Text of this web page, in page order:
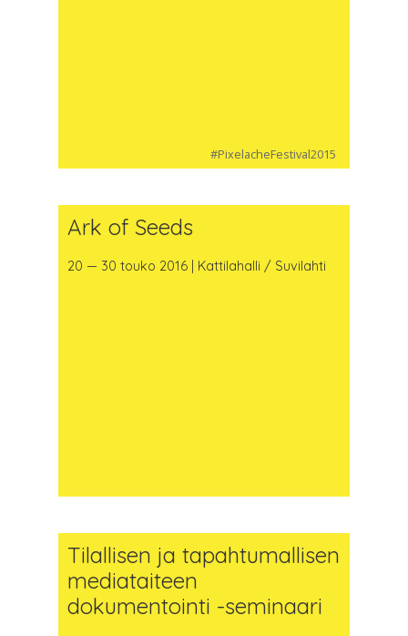
#PixelacheFestival2015
Ark of Seeds
20 — 30 touko 2016 | Kattilahalli / Suvilahti
Tilallisen ja tapahtumallisen
mediataiteen
dokumentointi -seminaari